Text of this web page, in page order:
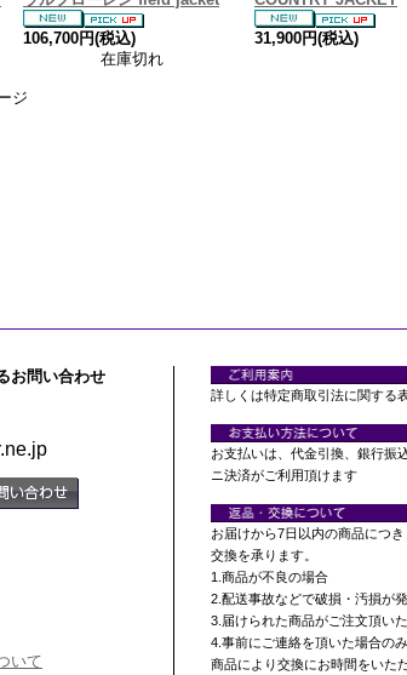
106,700円(税込)
在庫切れ
31,900円(税込)
ジ
お問い合わせ
いて
詳しくは特定商取引法に関する
お支払いは、代金引換、銀行振
ニ決済がご利用頂けます
お届けから7日以内の商品につ
交換を承ります。
1.商品が不良の場合
2.配送事故などで破損・汚損が
3.届けられた商品がご注文頂い
4.事前にご連絡を頂いた場合のみ
商品により交換にお時間をいた